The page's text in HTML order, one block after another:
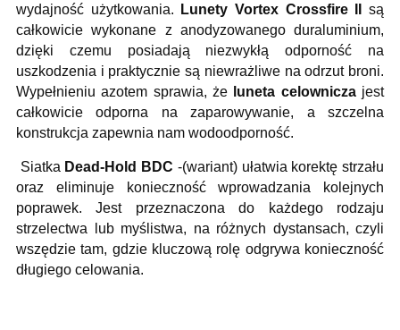
wydajność użytkowania. Lunety Vortex Crossfire II
są
całkowicie wykonane z anodyzowanego duraluminium,
dzięki czemu posiadają niezwykłą odporność na
uszkodzenia i praktycznie są niewrażliwe na odrzut broni.
Wypełnieniu azotem sprawia, że
luneta celowniczajest
całkowicie odporna na zaparowywanie, a szczelna
konstrukcja zapewnia nam wodoodporność.
Siatka Dead-Hold BDC -(wariant) ułatwia korektę strzału
oraz eliminuje konieczność wprowadzania kolejnych
poprawek. Jest przeznaczona do każdego rodzaju
strzelectwa lub myślistwa, na różnych dystansach, czyli
wszędzie tam, gdzie kluczową rolę odgrywa konieczność
długiego celowania.